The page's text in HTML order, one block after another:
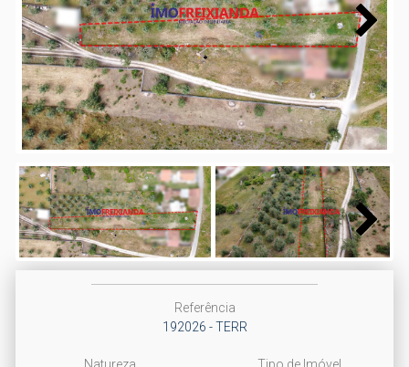
Next
Next
Referência
192026 - TERR